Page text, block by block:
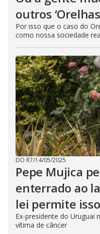
outros
Por isso que o caso do
como nossa sociedade
DO R7/14/05/2025
Pepe Mujica
enterrado ao
lei permite
Ex-presidente do Uruguai
vítima de câncer